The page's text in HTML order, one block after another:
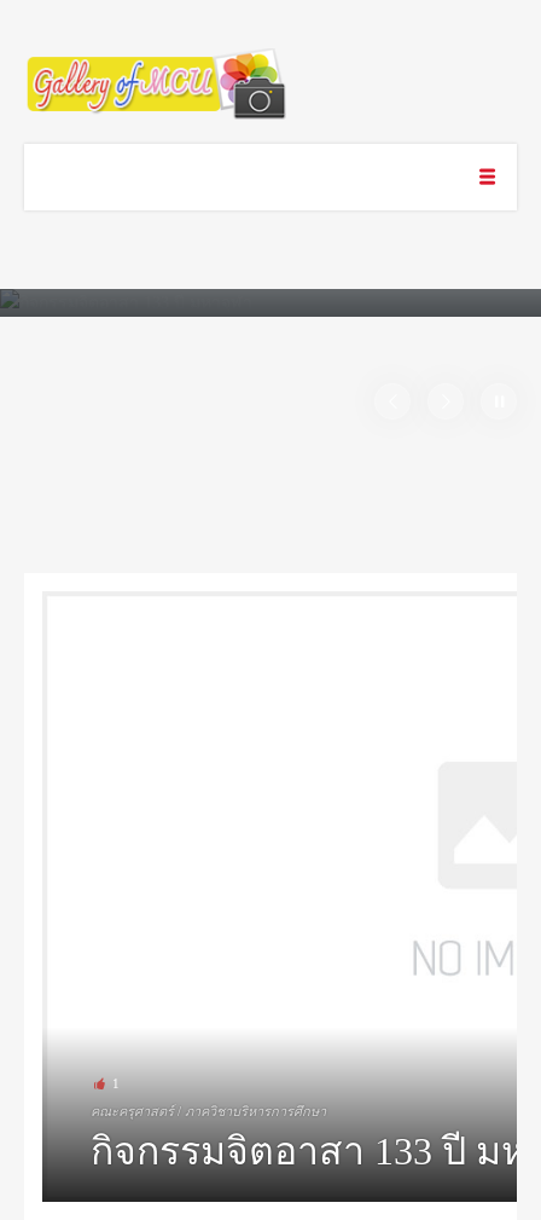
1
คณะครุศาสตร์/ ภาควิชาบริหารการศึกษา
กิจกรรมจิตอาสา 133 ปี มห